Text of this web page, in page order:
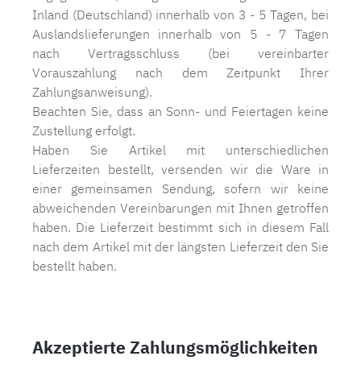
Inland (Deutschland) innerhalb von 3 - 5 Tagen, bei
Auslandslieferungen innerhalb von 5 - 7 Tagen
nach Vertragsschluss (bei vereinbarter
Vorauszahlung nach dem Zeitpunkt Ihrer
Zahlungsanweisung).
Beachten Sie, dass an Sonn- und Feiertagen keine
Zustellung erfolgt.
Haben Sie Artikel mit unterschiedlichen
Lieferzeiten bestellt, versenden wir die Ware in
einer gemeinsamen Sendung, sofern wir keine
abweichenden Vereinbarungen mit Ihnen getroffen
haben. Die Lieferzeit bestimmt sich in diesem Fall
nach dem Artikel mit der längsten Lieferzeit den Sie
bestellt haben.
Akzeptierte Zahlungsmöglichkeiten